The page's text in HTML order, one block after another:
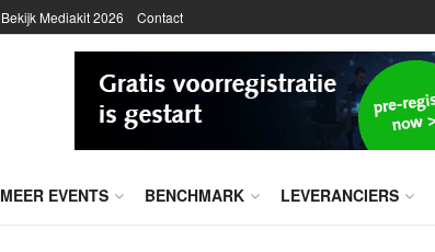
Bekijk Mediakit 2026 Contact
MEER EVENTS BENCHMARK LEVERANCIERS